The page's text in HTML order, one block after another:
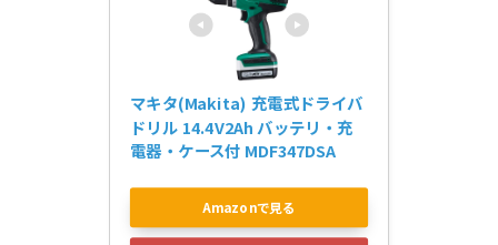
マキタ(Makita) 充電式ドライバ
ドリル 14.4V2Ah バッテリ・充
電器・ケース付 MDF347DSA
Amazonで見る